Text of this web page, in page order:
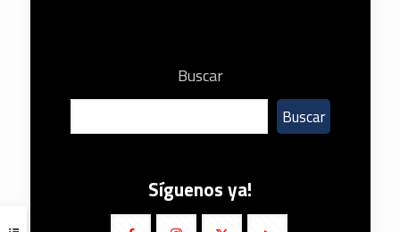
Buscar
Buscar
Síguenos ya!